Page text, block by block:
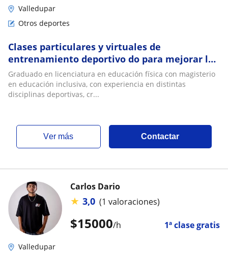
Valledupar
Otros deportes
Clases particulares y virtuales de
entrenamiento deportivo do para mejorar la
calidad de vida y la salud a través de la
actividad
Graduado en licenciatura en educación física con magisterio
en educación inclusiva, con experiencia en distintas
disciplinas deportivas, cr...
ver más Contactar
$15000/h 1ª clase gratis
Carlos Dario
★ 3,0 (1 valoraciones)
Valledupar